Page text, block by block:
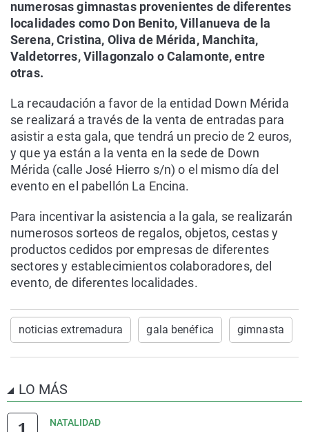
numerosas gimnastas provenientes de diferentes
localidades como Don Benito, Villanueva de la
Serena, Cristina, Oliva de Mérida, Manchita,
Valdetorres, Villagonzalo o Calamonte, entre
otras.
La recaudación a favor de la entidad Down Mérida
se realizará a través de la venta de entradas para
asistir a esta gala, que tendrá un precio de 2 euros,
y que ya están a la venta en la sede de Down
Mérida (calle José Hierro s/n) o el mismo día del
evento en el pabellón La Encina.
Para incentivar la asistencia a la gala, se realizarán
numerosos sorteos de regalos, objetos, cestas y
productos cedidos por empresas de diferentes
sectores y establecimientos colaboradores, del
evento, de diferentes localidades.
noticias extremadura gala benéfica gimnasta
LO MÁS
NATALIDAD